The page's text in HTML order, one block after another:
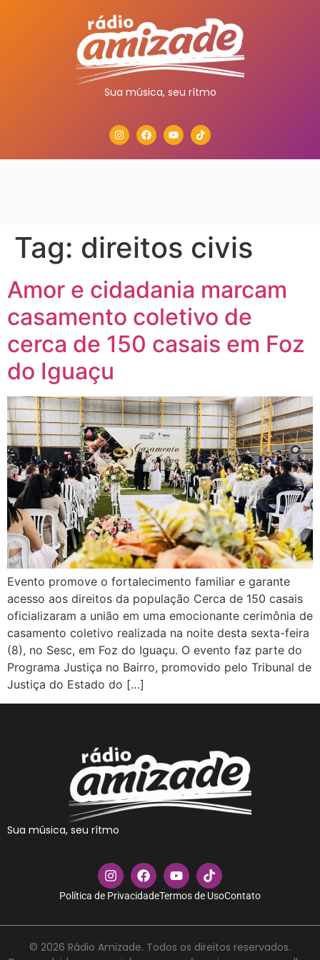
Sua música, seu rítmo
Tag: direitos civis
Amor e cidadania marcam
casamento coletivo de
cerca de 150 casais em Foz
do Iguaçu
Evento promove o fortalecimento familiar e garante
acesso aos direitos da população Cerca de 150 casais
oficializaram a união em uma emocionante cerimônia de
casamento coletivo realizada na noite desta sexta-feira
(8), no Sesc, em Foz do Iguaçu. O evento faz parte do
Programa Justiça no Bairro, promovido pelo Tribunal de
Justiça do Estado do […]
Sua música, seu rítmo
Política de PrivacidadeTermos de UsoContato
© 2026 Rádio Amizade. Todos os direitos reservados.